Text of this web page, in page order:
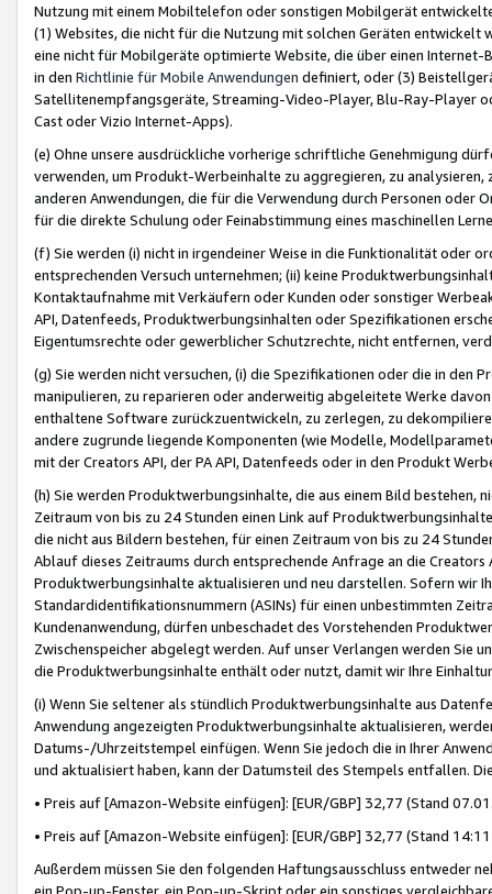
Nutzung mit einem Mobiltelefon oder sonstigen Mobilgerät
(1) Websites, die nicht für die Nutzung mit solchen Geräten
eine nicht für Mobilgeräte optimierte Website, die über einen
in den Richtlinie für Mobile Anwendungen definiert, oder (3)
Satellitenempfangsgeräte, Streaming-Video-Player, Blu-Ray-Player
Cast oder Vizio Internet-Apps).
(e) Ohne unsere ausdrückliche vorherige schriftliche Genehmigung
verwenden, um Produkt-Werbeinhalte zu aggregieren, zu
anderen Anwendungen, die für die Verwendung durch Personen
für die direkte Schulung oder Feinabstimmung eines maschinellen
(f) Sie werden (i) nicht in irgendeiner Weise in die Funktionalität oder
entsprechenden Versuch unternehmen; (ii) keine
Kontaktaufnahme mit Verkäufern oder Kunden oder sonstiger
API, Datenfeeds, Produktwerbungsinhalten oder Spezifikationen
Eigentumsrechte oder gewerblicher Schutzrechte, nicht entfernen,
(g) Sie werden nicht versuchen, (i) die Spezifikationen oder die in
manipulieren, zu reparieren oder anderweitig abgeleitete Werke
enthaltene Software zurückzuentwickeln, zu zerlegen, zu
andere zugrunde liegende Komponenten (wie Modelle,
mit der Creators API, der PA API, Datenfeeds oder in den Produkt
(h) Sie werden Produktwerbungsinhalte, die aus einem Bild bestehen,
Zeitraum von bis zu 24 Stunden einen Link auf
die nicht aus Bildern bestehen, für einen Zeitraum von bis zu 24
Ablauf dieses Zeitraums durch entsprechende Anfrage an die
Produktwerbungsinhalte aktualisieren und neu darstellen. Sofern wir
Standardidentifikationsnummern (ASINs) für einen unbestimmten
Kundenanwendung, dürfen unbeschadet des Vorstehenden
Zwischenspeicher abgelegt werden. Auf unser Verlangen werden Sie
die Produktwerbungsinhalte enthält oder nutzt, damit wir Ihre
(i) Wenn Sie seltener als stündlich Produktwerbungsinhalte aus
Anwendung angezeigten Produktwerbungsinhalte aktualisieren,
Datums-/Uhrzeitstempel einfügen. Wenn Sie jedoch die in Ihrer
und aktualisiert haben, kann der Datumsteil des Stempels entfallen.
• Preis auf [Amazon-Website einfügen]: [EUR/GBP] 32,77 (Stand
• Preis auf [Amazon-Website einfügen]: [EUR/GBP] 32,77 (Stand
Außerdem müssen Sie den folgenden Haftungsausschluss entweder
ein Pop-up-Fenster, ein Pop-up-Skript oder ein sonstiges